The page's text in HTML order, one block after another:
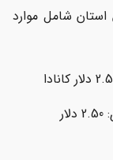
شامل موارد
برای مسافت یک کیلومتری: 2.50 دلار